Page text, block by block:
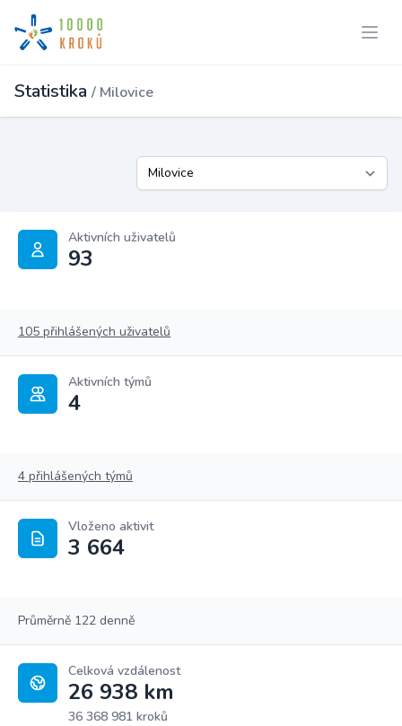
Statistika / Milovice
Aktivních uživatelů
93
105 přihlášených uživatelů
Aktivních týmů
4
4 přihlášených týmů
Vloženo aktivit
3 664
Průměrně 122 denně
Celková vzdálenost
26 938 km
36 368 981 kroků